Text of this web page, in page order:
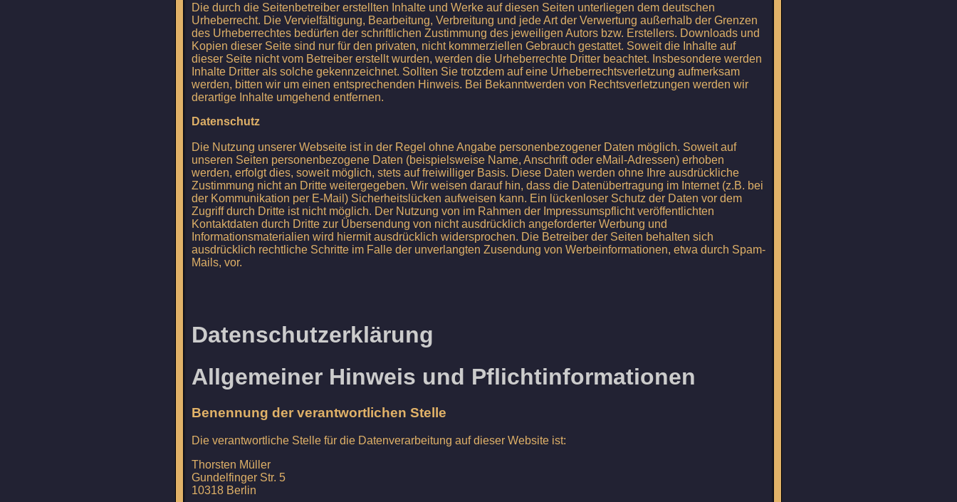
Die durch die Seitenbetreiber erstellten Inhalte und Werke auf diesen Seiten unterliegen dem deutschen
Urheberrecht. Die Vervielfältigung, Bearbeitung, Verbreitung und jede Art der Verwertung außerhalb der Grenzen
des Urheberrechtes bedürfen der schriftlichen Zustimmung des jeweiligen Autors bzw. Erstellers. Downloads und
Kopien dieser Seite sind nur für den privaten, nicht kommerziellen Gebrauch gestattet. Soweit die Inhalte auf
dieser Seite nicht vom Betreiber erstellt wurden, werden die Urheberrechte Dritter beachtet. Insbesondere werden
Inhalte Dritter als solche gekennzeichnet. Sollten Sie trotzdem auf eine Urheberrechtsverletzung aufmerksam
werden, bitten wir um einen entsprechenden Hinweis. Bei Bekanntwerden von Rechtsverletzungen werden wir
derartige Inhalte umgehend entfernen.
Datenschutz
Die Nutzung unserer Webseite ist in der Regel ohne Angabe personenbezogener Daten möglich. Soweit auf
unseren Seiten personenbezogene Daten (beispielsweise Name, Anschrift oder eMail-Adressen) erhoben
werden, erfolgt dies, soweit möglich, stets auf freiwilliger Basis. Diese Daten werden ohne Ihre ausdrückliche
Zustimmung nicht an Dritte weitergegeben. Wir weisen darauf hin, dass die Datenübertragung im Internet (z.B. bei
der Kommunikation per E-Mail) Sicherheitslücken aufweisen kann. Ein lückenloser Schutz der Daten vor dem
Zugriff durch Dritte ist nicht möglich. Der Nutzung von im Rahmen der Impressumspflicht veröffentlichten
Kontaktdaten durch Dritte zur Übersendung von nicht ausdrücklich angeforderter Werbung und
Informationsmaterialien wird hiermit ausdrücklich widersprochen. Die Betreiber der Seiten behalten sich
ausdrücklich rechtliche Schritte im Falle der unverlangten Zusendung von Werbeinformationen, etwa durch Spam-
Mails, vor.
Datenschutzerklärung
Allgemeiner Hinweis und Pflichtinformationen
Benennung der verantwortlichen Stelle
Die verantwortliche Stelle für die Datenverarbeitung auf dieser Website ist:
Thorsten Müller
Gundelfinger Str. 5
10318 Berlin